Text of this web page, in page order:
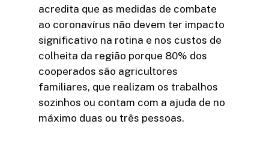
acredita que as medidas de combate
ao coronavírus não devem ter impacto
significativo na rotina e nos custos de
colheita da região porque 80% dos
cooperados são agricultores
familiares, que realizam os trabalhos
sozinhos ou contam com a ajuda de no
máximo duas ou três pessoas.